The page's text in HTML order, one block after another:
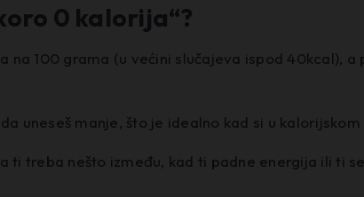
0 kalorija“?
na 100 grama (u većini slučajeva ispod 40kcal), a
uneseš manje, što je idealno kad si u
ti treba nešto između, kad ti padne energija ili ti